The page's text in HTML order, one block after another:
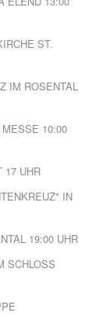
ST.
IM ROSENTAL
10:00
17 UHR
IN
19:00 UHR
SCHLOSS